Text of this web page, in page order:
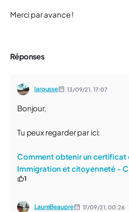
Merci par avance !
Réponses
larousse 13/09/21, 17:07
Bonjour,
Tu peux regarder par ici:
Comment obtenir un certificat
Immigration et citoyenneté -
1
LaureBeaupre 17/09/21,00:26